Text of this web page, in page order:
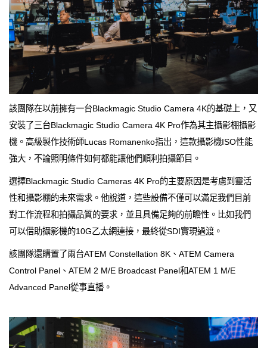
該團隊在以前擁有一台Blackmagic Studio Camera 4K的基礎上，又
安裝了三台Blackmagic Studio Camera 4K Pro作為其主攝影棚攝影
機。高級製作技術師Lucas Romanenko指出，這款攝影機ISO性能
強大，不論照明條件如何都能讓他們順利拍攝節目。
選擇Blackmagic Studio Cameras 4K Pro的主要原因是考慮到靈活
性和攝影棚的未來需求。他說道，這些設備不僅可以滿足我們目前
對工作流程和拍攝品質的要求，並且具備足夠的前瞻性。比如我們
可以借助攝影機的10G乙太網連接，最終從SDI實現過渡。
該團隊還購置了兩台ATEM Constellation 8K、ATEM Camera
Control Panel、ATEM 2 M/E Broadcast Panel和ATEM 1 M/E
Advanced Panel從事直播。